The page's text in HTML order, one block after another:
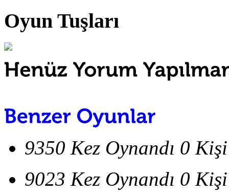
Oyun Tuşları
9350 Kez Oynandı 0
9023 Kez Oynandı 0